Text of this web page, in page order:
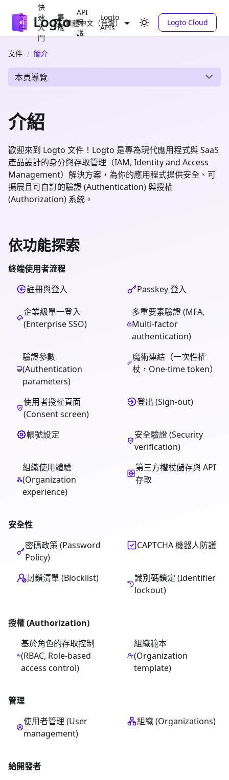
文
件
快
速
入
門
集
成
API
保
護
Logto
APIs
繁體中文（台灣） Logto Cloud
文件 簡介
本頁導覽
介紹
歡迎來到 Logto 文件！Logto 是專為現代應用程式與 SaaS
產品設計的身分與存取管理（IAM, Identity and Access
Management）解決方案，為你的應用程式提供安全、可
擴展且可自訂的驗證 (Authentication) 與授權
(Authorization) 系統。
依功能探索
終端使用者流程
註冊與登入
Passkey 登入
企業級單一登入
(Enterprise SSO)
多重要素驗證 (MFA,
Multi-factor
authentication)
驗證參數
(Authentication
parameters)
魔術連結（一次性權
杖，One-time token）
使用者授權頁面
(Consent screen)
登出 (Sign-out)
帳號設定
安全驗證 (Security
verification)
組織使用體驗
(Organization
experience)
第三方權杖儲存與 API
存取
安全性
密碼政策 (Password
Policy)
CAPTCHA 機器人防護
封鎖清單 (Blocklist)
識別碼鎖定 (Identifier
lockout)
授權 (Authorization)
基於角色的存取控制
(RBAC, Role-based
access control)
組織範本
(Organization
template)
管理
使用者管理 (User
management)
組織 (Organizations)
給開發者